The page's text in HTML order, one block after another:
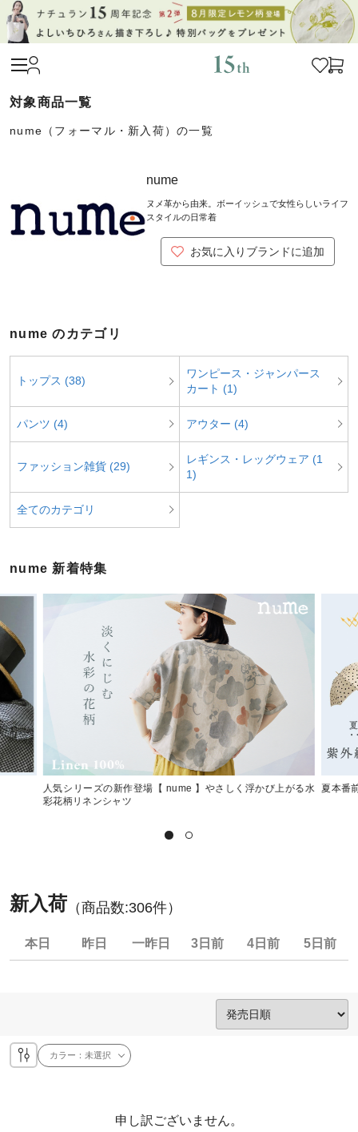
nume（フォーマル・新入荷）の一覧
nume
ヌメ革から由来。ボーイッシュで女性らしいライフ
スタイルの日常着
お気に入りブランドに追加
nume のカテゴリ
トップス (38)
ワンピース・ジャンパース
カート (1)
パンツ (4) アウター (4)
ファッション雑貨 (29)
レギンス・レッグウェア (1
1)
全てのカテゴリ
nume 新着特集
人気シリーズの新作登場【 nume 】やさしく浮かび上がる水
彩花柄リネンシャツ
夏本番
新入荷 （商品数:306件）
本日 昨日 一昨日 3日前 4日前 5日前
カラー：未選択
申し訳ございません。